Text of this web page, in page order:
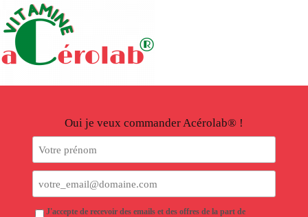
Oui je veux commander Acérolab® !
J'accepte de recevoir des emails et des offres de la part de